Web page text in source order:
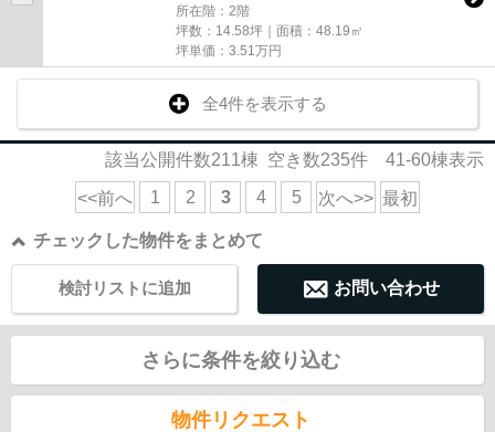
所在階：2階
坪数：14.58坪｜面積：48.19㎡
坪単価： 3.51 万円
全4件を表示する
該当公開件数211棟 空き数235件 41-60棟表示
<<前へ 1 2 3 4 5 次へ>> 最初
チェックした物件をまとめて
お問い合わせ
検討リストに追加
さらに条件を絞り込む
物件リクエスト